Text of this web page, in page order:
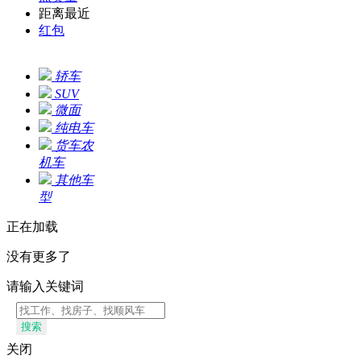
距离最近
红包
轿车
SUV
微面
纯电车
货车农
机车
其他车
型
正在加载
没有更多了
请输入关键词
搜索
关闭